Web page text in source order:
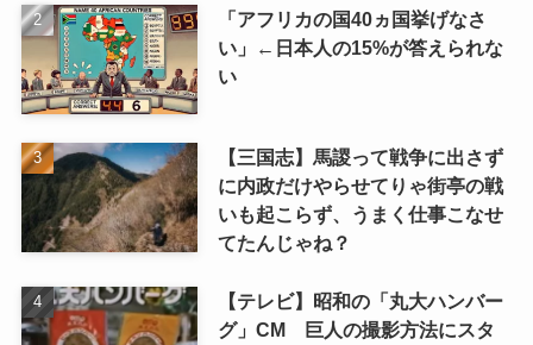
「アフリカの国40ヵ国挙げなさ
い」←日本人の15%が答えられな
い
【三国志】馬謖って戦争に出さず
に内政だけやらせてりゃ街亭の戦
いも起こらず、うまく仕事こなせ
てたんじゃね？
【テレビ】昭和の「丸大ハンバー
グ」CM 巨人の撮影方法にスタ